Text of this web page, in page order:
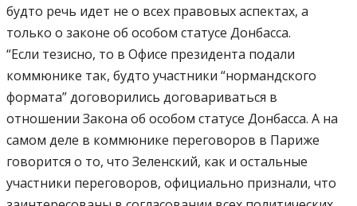
будто речь идет не о всех правовых аспектах, а
только о законе об особом статусе Донбасса.
“Если тезисно, то в Офисе президента подали
коммюнике так, будто участники “нормандского
формата” договорились договариваться в
отношении Закона об особом статусе Донбасса. А на
самом деле в коммюнике переговоров в Париже
говорится о то, что Зеленский, как и остальные
участники переговоров, официально признали, что